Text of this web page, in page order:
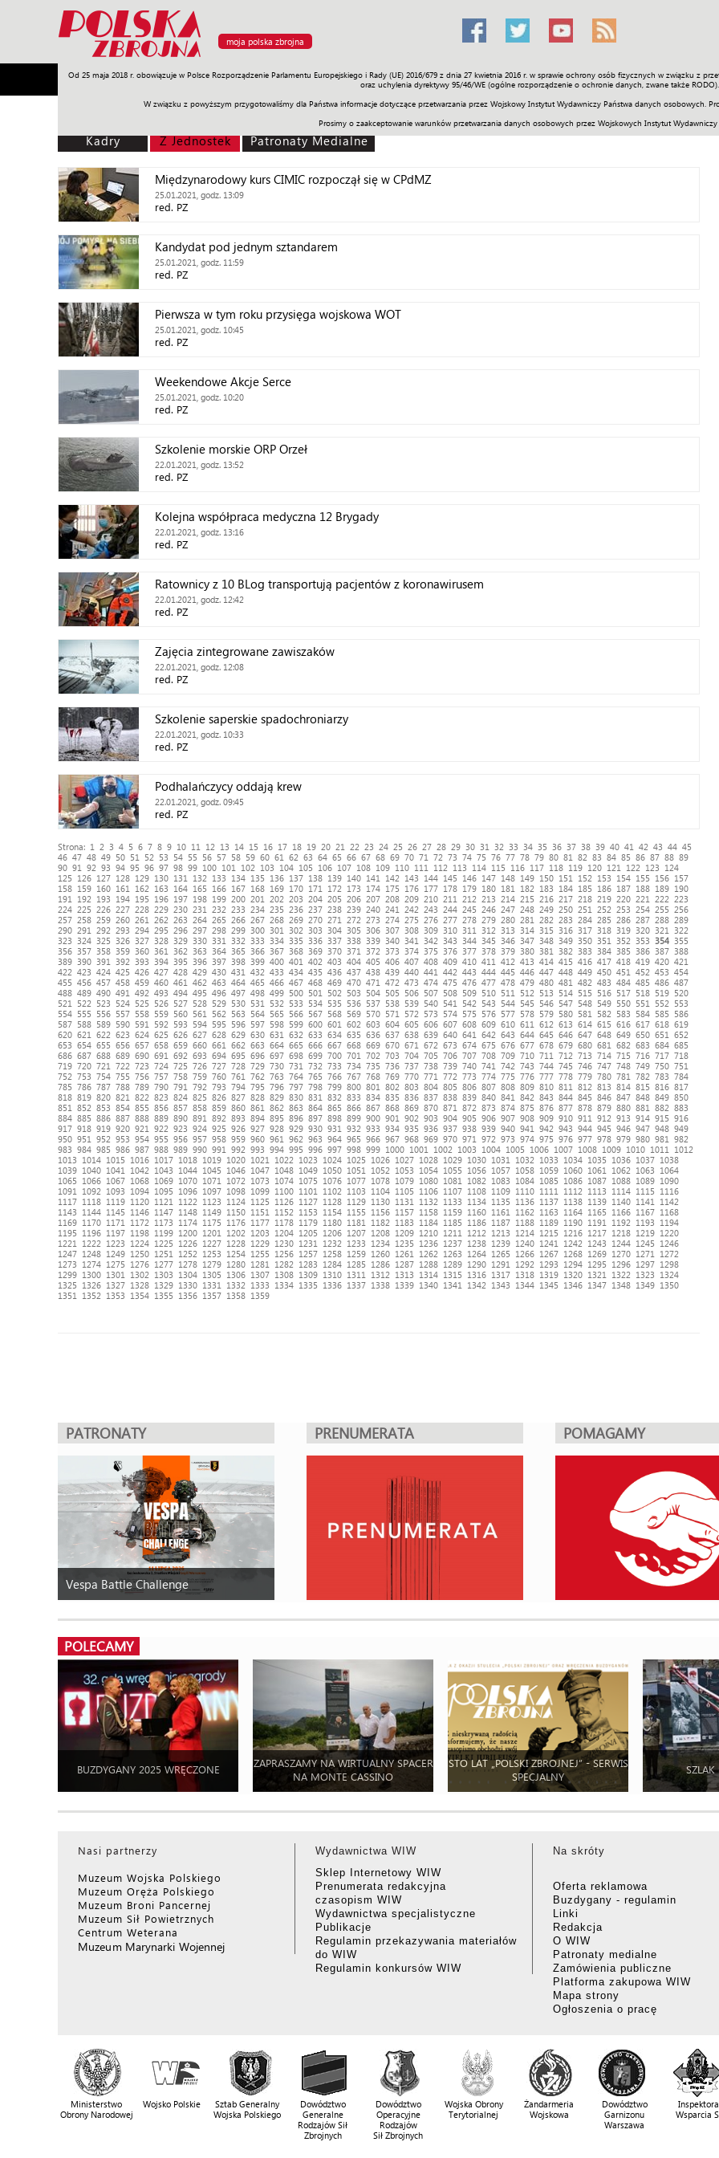
moja polska zbrojna
Od 25 maja 2018 r. obowiązuje w Polsce Rozporządzenie Parlamentu Europejskiego i Rady (UE) 2016/679 z dnia 27 kwietnia 2016 r. w sprawie ochrony osób fizycznych w związku z
oraz uchylenia dyrektywy 95/46/WE (ogólne rozporządzenie o ochronie danych, zwane także RODO).
W związku z powyższym przygotowaliśmy dla Państwa informacje dotyczące przetwarzania przez Wojskowy Instytut Wydawniczy Państwa danych osobowych.
Prosimy o zaakceptowanie warunków przetwarzania danych osobowych przez Wojskowych Instytut Wydawniczy
Armia Poligon Sprzęt Misje Polityka Prawo Świat Społeczność Sport Historia Galerie Wideo
Kadry Z Jednostek Patronaty Medialne
Międzynarodowy kurs CIMIC rozpoczął się w CPdMZ
25.01.2021, godz. 13:09
red. PZ
Kandydat pod jednym sztandarem
25.01.2021, godz. 11:59
red. PZ
Pierwsza w tym roku przysięga wojskowa WOT
25.01.2021, godz. 10:45
red. PZ
Weekendowe Akcje Serce
25.01.2021, godz. 10:20
red. PZ
Szkolenie morskie ORP Orzeł
22.01.2021, godz. 13:52
red. PZ
Kolejna współpraca medyczna 12 Brygady
22.01.2021, godz. 13:16
red. PZ
Ratownicy z 10 BLog transportują pacjentów z koronawirusem
22.01.2021, godz. 12:42
red. PZ
Zajęcia zintegrowane zawiszaków
22.01.2021, godz. 12:08
red. PZ
Szkolenie saperskie spadochroniarzy
22.01.2021, godz. 10:33
red. PZ
Podhalańczycy oddają krew
22.01.2021, godz. 09:45
red. PZ
Strona: 1 2 3 4 5 6 7 8 9 10 11 12 13 14 15 16 17 18 19 20 21 22 23 24 25 26 27 28 29 30 31 32 33 34 35 36 37 38 39 40 41 42 43 44 45
46 47 48 49 50 51 52 53 54 55 56 57 58 59 60 61 62 63 64 65 66 67 68 69 70 71 72 73 74 75 76 77 78 79 80 81 82 83 84 85 86 87 88 89
90 91 92 93 94 95 96 97 98 99 100 101 102 103 104 105 106 107 108 109 110 111 112 113 114 115 116 117 118 119 120 121 122 123
124
125
126 127 128 129 130 131 132 133 134 135 136 137 138 139 140 141 142 143 144 145 146 147 148 149 150 151 152 153 154 155 156 157
158 159 160 161 162 163 164 165 166 167 168 169 170 171 172 173 174 175 176 177 178 179 180 181 182 183 184 185 186 187 188 189 190
191
192 193 194 195 196 197 198 199 200 201 202 203 204 205 206 207 208 209 210 211 212 213 214 215 216 217 218 219 220 221 222
223
224 225 226 227 228 229 230 231 232 233 234 235 236 237 238 239 240 241 242 243 244 245 246 247 248 249 250 251 252 253 254 255
256
257 258 259 260 261 262 263 264 265 266 267 268 269 270 271 272 273 274 275 276 277 278 279 280 281 282 283 284 285 286 287 288 289
290 291 292 293 294 295 296 297 298 299 300 301 302 303 304 305 306 307 308 309 310 311 312 313 314 315 316 317 318 319 320 321
322
323
324 325 326 327 328 329 330 331 332 333 334 335 336 337 338 339 340 341 342 343 344 345 346 347 348 349 350 351 352 353 354 355
356 357 358 359 360 361 362 363 364 365 366 367 368 369 370 371 372 373 374 375 376 377 378 379 380 381 382 383 384 385 386 387 388
389 390 391 392 393 394 395 396 397 398 399 400 401 402 403 404 405 406 407 408 409 410 411 412 413 414 415 416 417 418 419 420 421
422 423 424 425 426 427 428 429 430 431 432 433 434 435 436 437 438 439 440 441 442 443 444 445 446 447 448 449 450 451 452 453 454
455 456 457 458 459 460 461 462 463 464 465 466 467 468 469 470 471 472 473 474 475 476 477 478 479 480 481 482 483 484 485 486 487
488 489 490 491 492 493 494 495 496 497 498 499 500 501 502 503 504 505 506 507 508 509 510 511 512 513 514 515 516 517 518 519 520
521
522 523 524 525 526 527 528 529 530 531 532 533 534 535 536 537 538 539 540 541 542 543 544 545 546 547 548 549 550 551 552
553
554 555 556 557 558 559 560 561 562 563 564 565 566 567 568 569 570 571 572 573 574 575 576 577 578 579 580 581 582 583 584 585
586
587 588 589 590 591 592 593 594 595 596 597 598 599 600 601 602 603 604 605 606 607 608 609 610 611 612 613 614 615 616 617 618 619
620 621 622 623 624 625 626 627 628 629 630 631 632 633 634 635 636 637 638 639 640 641 642 643 644 645 646 647 648 649 650 651
652
653 654 655 656 657 658 659 660 661 662 663 664 665 666 667 668 669 670 671 672 673 674 675 676 677 678 679 680 681 682 683 684 685
686 687 688 689 690 691 692 693 694 695 696 697 698 699 700 701 702 703 704 705 706 707 708 709 710 711 712 713 714 715 716 717 718
719 720 721 722 723 724 725 726 727 728 729 730 731 732 733 734 735 736 737 738 739 740 741 742 743 744 745 746 747 748 749 750 751
752 753 754 755 756 757 758 759 760 761 762 763 764 765 766 767 768 769 770 771 772 773 774 775 776 777 778 779 780 781 782 783 784
785 786 787 788 789 790 791 792 793 794 795 796 797 798 799 800 801 802 803 804 805 806 807 808 809 810 811 812 813 814 815 816 817
818 819 820 821 822 823 824 825 826 827 828 829 830 831 832 833 834 835 836 837 838 839 840 841 842 843 844 845 846 847 848 849 850
851
852 853 854 855 856 857 858 859 860 861 862 863 864 865 866 867 868 869 870 871 872 873 874 875 876 877 878 879 880 881 882 883
884 885 886 887 888 889 890 891 892 893 894 895 896 897 898 899 900 901 902 903 904 905 906 907 908 909 910 911 912 913 914 915 916
917 918 919 920 921 922 923 924 925 926 927 928 929 930 931 932 933 934 935 936 937 938 939 940 941 942 943 944 945 946 947 948 949
950 951 952 953 954 955 956 957 958 959 960 961 962 963 964 965 966 967 968 969 970 971 972 973 974 975 976 977 978 979 980 981
982
983 984 985 986 987 988 989 990 991 992 993 994 995 996 997 998 999 1000 1001 1002 1003 1004 1005 1006 1007 1008 1009 1010 1011
1012
1013
1014 1015 1016 1017 1018 1019 1020 1021 1022 1023 1024 1025 1026 1027 1028 1029 1030 1031 1032 1033 1034 1035 1036 1037 1038
1039 1040 1041 1042 1043 1044 1045 1046 1047 1048 1049 1050 1051 1052 1053 1054 1055 1056 1057 1058 1059 1060 1061 1062 1063
1064
1065
1066 1067 1068 1069 1070 1071 1072 1073 1074 1075 1076 1077 1078 1079 1080 1081 1082 1083 1084 1085 1086 1087 1088 1089 1090
1091
1092 1093 1094 1095 1096 1097 1098 1099 1100 1101 1102 1103 1104 1105 1106 1107 1108 1109 1110 1111 1112 1113 1114 1115
1116
1117 1118 1119 1120 1121 1122 1123 1124 1125 1126 1127 1128 1129 1130 1131 1132 1133 1134 1135 1136 1137 1138 1139 1140 1141
1142
1143
1144 1145 1146 1147 1148 1149 1150 1151 1152 1153 1154 1155 1156 1157 1158 1159 1160 1161 1162 1163 1164 1165 1166 1167 1168
1169 1170 1171 1172 1173 1174 1175 1176 1177 1178 1179 1180 1181 1182 1183 1184 1185 1186 1187 1188 1189 1190 1191 1192 1193
1194
1195
1196 1197 1198 1199 1200 1201 1202 1203 1204 1205 1206 1207 1208 1209 1210 1211 1212 1213 1214 1215 1216 1217 1218 1219 1220
1221
1222 1223 1224 1225 1226 1227 1228 1229 1230 1231 1232 1233 1234 1235 1236 1237 1238 1239 1240 1241 1242 1243 1244 1245
1246
1247 1248 1249 1250 1251 1252 1253 1254 1255 1256 1257 1258 1259 1260 1261 1262 1263 1264 1265 1266 1267 1268 1269 1270 1271
1272
1273
1274 1275 1276 1277 1278 1279 1280 1281 1282 1283 1284 1285 1286 1287 1288 1289 1290 1291 1292 1293 1294 1295 1296 1297 1298
1299 1300 1301 1302 1303 1304 1305 1306 1307 1308 1309 1310 1311 1312 1313 1314 1315 1316 1317 1318 1319 1320 1321 1322 1323
1324
1325
1326 1327 1328 1329 1330 1331 1332 1333 1334 1335 1336 1337 1338 1339 1340 1341 1342 1343 1344 1345 1346 1347 1348 1349 1350
1351
1352 1353 1354 1355 1356 1357 1358 1359
PATRONATY
Vespa Battle Challenge
PRENUMERATA POMAGAMY
POLECAMY
BUZDYGANY 2025 WRĘCZONE
ZAPRASZAMY NA WIRTUALNY SPACER
NA MONTE CASSINO
STO LAT „POLSKI ZBROJNEJ” - SERWIS
SPECJALNY
SZLAK
Nasi partnerzy
Muzeum Wojska Polskiego
Muzeum Oręża Polskiego
Muzeum Broni Pancernej
Muzeum Sił Powietrznych
Centrum Weterana
Muzeum Marynarki Wojennej
Wydawnictwa WIW
Sklep Internetowy WIW
Prenumerata redakcyjna
czasopism WIW
Wydawnictwa specjalistyczne
Publikacje
Regulamin przekazywania materiałów
do WIW
Regulamin konkursów WIW
Na skróty
Oferta reklamowa
Buzdygany - regulamin
Linki
Redakcja
O WIW
Patronaty medialne
Zamówienia publiczne
Platforma zakupowa WIW
Mapa strony
Ogłoszenia o pracę
Ministerstwo
Obrony Narodowej
Wojsko Polskie
Sztab Generalny
Wojska Polskiego
Dowództwo
Generalne
Rodzajów Sił
Zbrojnych
Dowództwo
Operacyjne
Rodzajów
Sił Zbrojnych
Wojska Obrony
Terytorialnej
Żandarmeria
Wojskowa
Dowództwo
Garnizonu
Warszawa
Wsparcia